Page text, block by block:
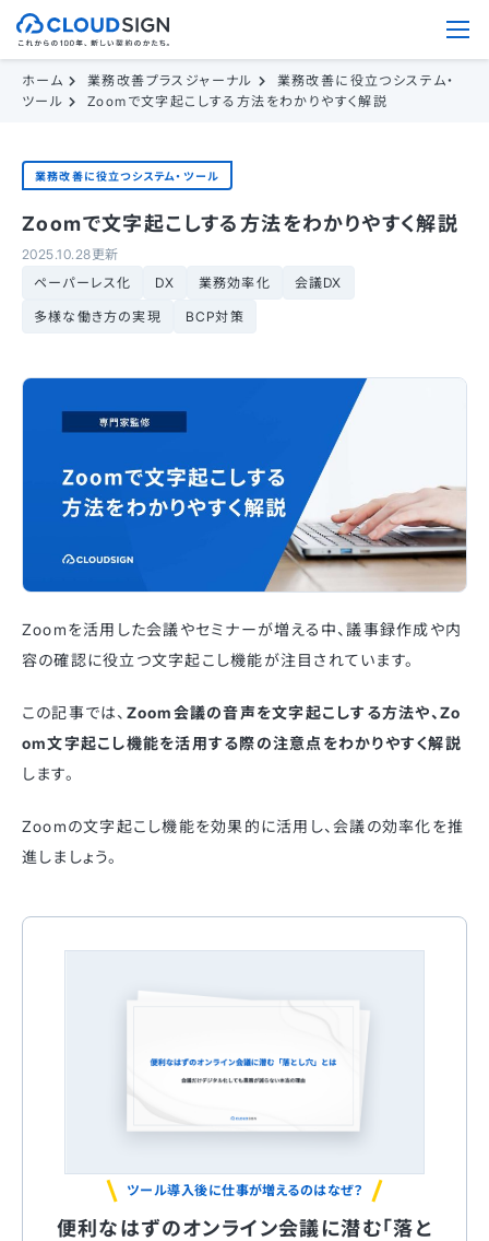
ホーム 業務改善プラスジャーナル
業務改善に役立つシステム・
ツール
Zoomで文字起こしする方法をわかりやすく解説
業務改善に役立つシステム・ツール
Zoomで文字起こしする方法をわかりやすく解説
2025.10.28更新
ペーパーレス化
DX 業務効率化 会議DX
多様な働き方の実現 BCP対策
Zoomを活用した会議やセミナーが増える中、議事録作成や内
容の確認に役立つ文字起こし機能が注目されています。
この記事では、 Zoom会議の音声を文字起こしする方法や、Zo
om文字起こし機能を活用する際の注意点をわかりやすく解説
します。
Zoomの文字起こし機能を効果的に活用し、会議の効率化を推
進しましょう。
ツール導入後に仕事が増えるのはなぜ？
便利なはずのオンライン会議に潜む「落と